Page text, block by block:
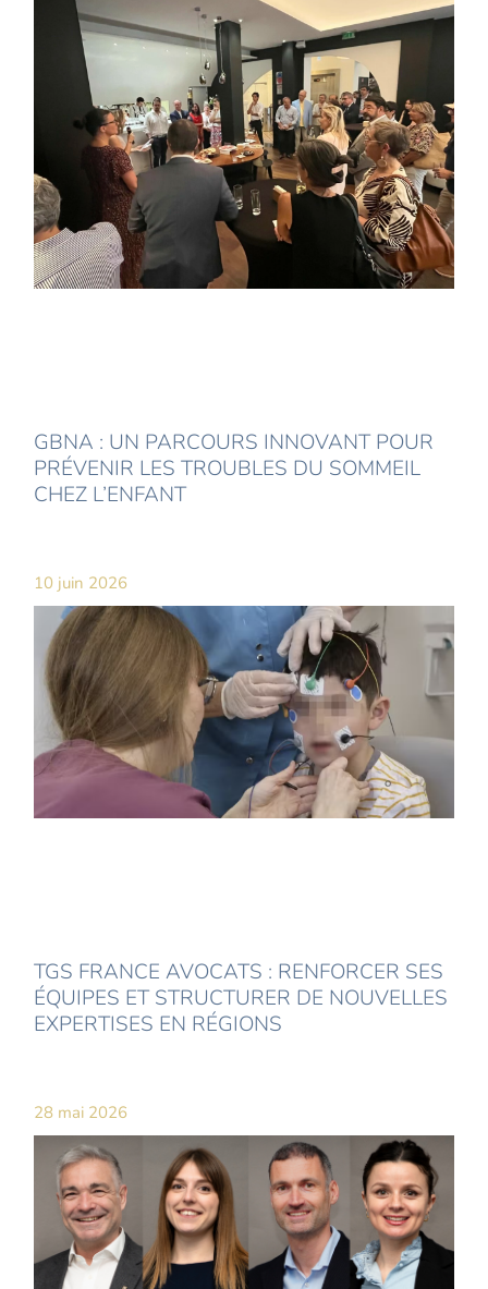
GBNA : UN PARCOURS INNOVANT POUR
PRÉVENIR LES TROUBLES DU SOMMEIL
CHEZ L’ENFANT
10 juin 2026
TGS FRANCE AVOCATS : RENFORCER SES
ÉQUIPES ET STRUCTURER DE NOUVELLES
EXPERTISES EN RÉGIONS
28 mai 2026